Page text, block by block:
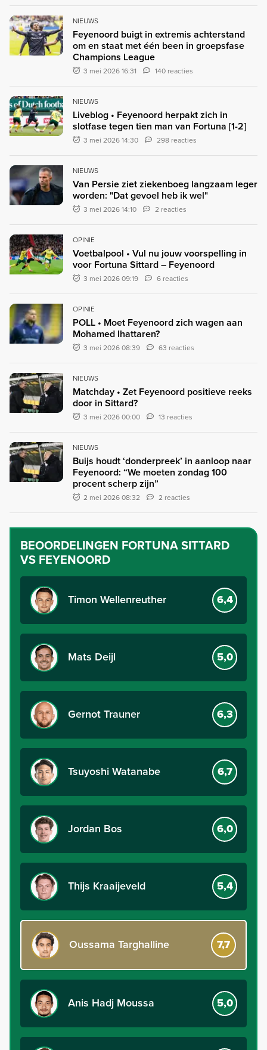
NIEUWS
Feyenoord buigt in extremis achterstand
om en staat met één been in groepsfase
Champions League
3 mei 2026 16:31 140 reacties
NIEUWS
Liveblog • Feyenoord herpakt zich in
slotfase tegen tien man van Fortuna [1-2]
3 mei 2026 14:30 298 reacties
NIEUWS
Van Persie ziet ziekenboeg langzaam leger
worden: "Dat gevoel heb ik wel"
3 mei 2026 14:10 2 reacties
OPINIE
Voetbalpool • Vul nu jouw voorspelling in
voor Fortuna Sittard – Feyenoord
3 mei 2026 09:19 6 reacties
OPINIE
POLL • Moet Feyenoord zich wagen aan
Mohamed Ihattaren?
3 mei 2026 08:39 63 reacties
NIEUWS
Matchday • Zet Feyenoord positieve reeks
door in Sittard?
3 mei 2026 00:00 13 reacties
NIEUWS
Buijs houdt ‘donderpreek’ in aanloop naar
Feyenoord: “We moeten zondag 100
procent scherp zijn”
2 mei 2026 08:32 2 reacties
BEOORDELINGEN FORTUNA SITTARD
VS FEYENOORD
Timon Wellenreuther 6,4
Mats Deijl 5,0
Gernot Trauner 6,3
Tsuyoshi Watanabe 6,7
Jordan Bos 6,0
Thijs Kraaijeveld 5,4
Oussama Targhalline 7,7
Anis Hadj Moussa 5,0